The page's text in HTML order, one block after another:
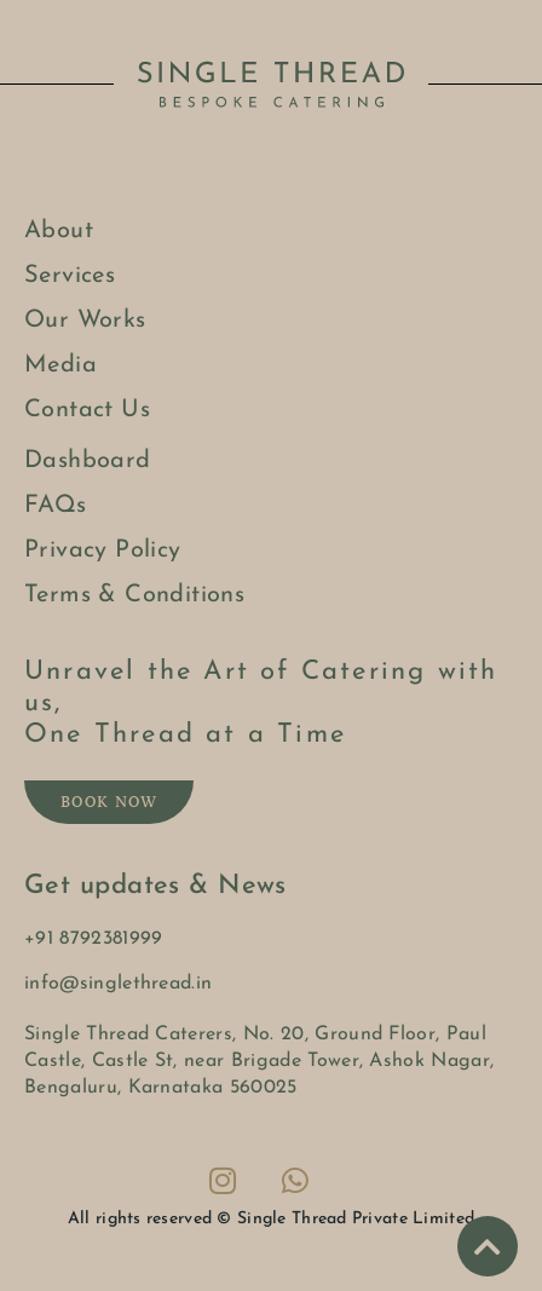
About
Services
Our Works
Media
Contact Us
Dashboard
FAQs
Privacy Policy
Terms & Conditions
Unravel the Art of Catering with
us,
One Thread at a Time
BOOK NOW
Get updates & News
+91 8792381999
info@singlethread.in
Single Thread Caterers, No. 20, Ground Floor, Paul
Castle, Castle St, near Brigade Tower, Ashok Nagar,
Bengaluru, Karnataka 560025
All rights reserved © Single Thread Private Limited